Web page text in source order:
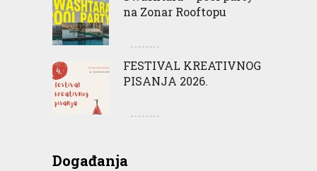
na Zonar Rooftopu
FESTIVAL KREATIVNOG
PISANJA 2026.
Događanja